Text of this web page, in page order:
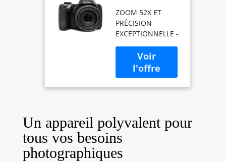
Bridge
Numérique 20
MP, Zoom
Optique 52X,
Capteur CMOS
BSI, Écran LCD
3", Wi-FI,
Stabilisation -
ZOOM 52X ET
PRÉCISION
EXCEPTIONNELLE -
détails éloignés
avec le zoom
optique 52x pour
des photos claires
moment.
Un appareil polyvalent pour
tous vos besoins
photographiques